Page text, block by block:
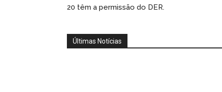
20 têm a permissão do DER.
Últimas Notícias